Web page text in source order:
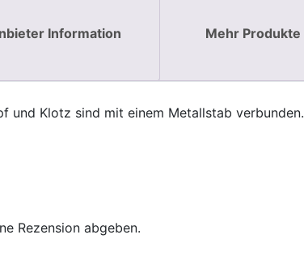
Information Mehr Produkte
und Klotz sind mit einem Metallstab verbunden.
Rezension abgeben.